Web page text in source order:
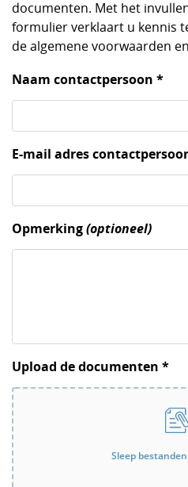
documenten. Met het
formulier verklaart u kennis
de algemene voorwaarden
Naam contactpersoon *
E-mail adres
Opmerking(optioneel)
Upload de documenten *
Sleep